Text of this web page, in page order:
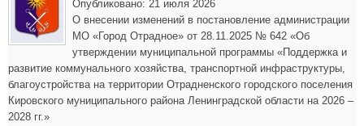
Опубликовано: 21 июля 2026
О внесении изменений в постановление администрации
МО «Город Отрадное» от 28.11.2025 № 642 «Об
утверждении муниципальной программы «Поддержка и
развитие коммунального хозяйства, транспортной инфраструктуры,
благоустройства на территории Отрадненского городского поселения
Кировского муниципального района Ленинградской области на 2026 –
2028 гг.»